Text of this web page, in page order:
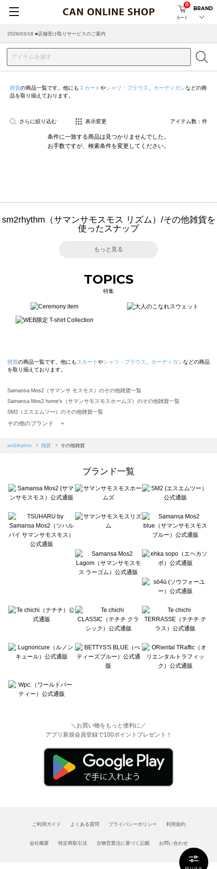
カート
0
BRAND
2026/03/18 ■店舗受け取りサービスのご案内
雑貨の商品一覧です。他にも スカート やシャツ・ブラウス カーディガンなどの商
品を取り揃えております。
さらに絞り込む 表示変更 アイテム数： 件
条件に一致する商品は見つかりませんでした。
お手数ですが、検索条件を変更してください。
sm2rhythm（サマンサモスモス リズム）/その他雑貨を
使ったスナップ
もっと見る
TOPICS
特集
雑貨の商品一覧です。他にも スカート やシャツ・ブラウス カーディガンなどの商品
を取り揃えております。
Samansa Mos2（サマンサ モスモス）のその他雑貨一覧
Samansa Mos2 home's（サマンサモスモスホームズ）のその他雑貨一覧
SM2（エスエムツー）のその他雑貨一覧
TSUHARU by Samansa Mos2（ツハルバイサマンサモスモス）のその他雑貨一覧
Samansa Mos2 blue（サマンサモスモス ブルー）のその他雑貨一覧
sō4ū（ソウフォーユー）のその他雑貨一覧
Te chichi（テチチ）のその他雑貨一覧
Te chichi CLASSIC（テチチ クラシック）のその他雑貨一覧
Lugnoncure（ルノンキュール）のその他雑貨一覧
BETTY'S BLUE（べティーズブルー）のその他雑貨一覧
Wpc.（ワールドパーティー）のその他雑貨一覧
その他のブランド ＋
sm2rhythm 雑貨 その他雑貨
ブランド一覧
＼お買い物をもっと便利に／
アプリ新規会員登録で100ポイントプレゼント！
ご利用ガイド よくある質問 プライバシーポリシー 利用規約
会社概要 特定商取引法 古物営業法に基づく記載 お問い合わせ